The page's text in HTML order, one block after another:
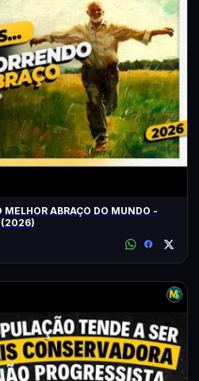
MELHOR ABRAÇO DO MUNDO -
(2026)